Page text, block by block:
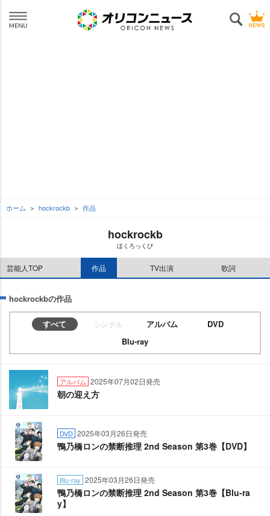
ホーム hockrockb 作品
hockrockb
ほくろっくび
芸能人TOP 作品 TV出演 歌詞
hockrockbの作品
すべて シングル アルバム
DVD
Blu-ray
アルバム 2025年07月02日発売
朝の迎え方
DVD 2025年03月26日発売
鴨乃橋ロンの禁断推理 2nd Season 第3巻【DVD】
Blu-ray 2025年03月26日発売
鴨乃橋ロンの禁断推理 2nd Season 第3巻【Blu-ra
y】